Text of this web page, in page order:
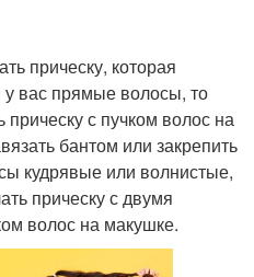
прическу, которая
вас прямые волосы, то
с пучком волос на
бантом или закрепить
кудрявые или волнистые,
прическу с двумя
волос на макушке.